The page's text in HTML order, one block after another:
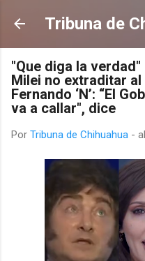
Ir al
Tribuna de
"Que diga la
Milei no extraditar
Fernando ‘N’: “El
va a callar", dice
Por Tribuna de Chihuahua -